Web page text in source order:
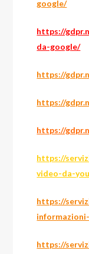
google/
https://
da-google/
https://
https://
https://
https://
video-da-
https://
https://